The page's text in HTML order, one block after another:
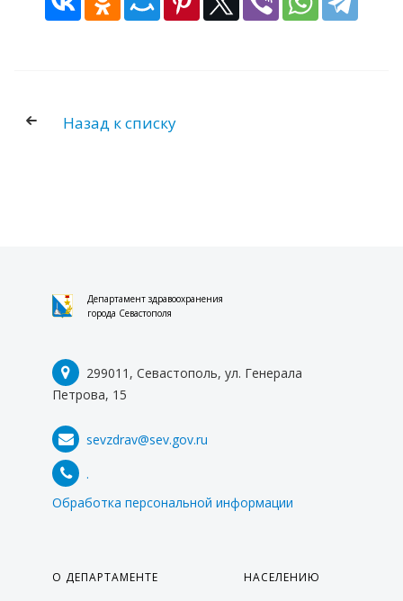
Назад к списку
Департамент здравоохранения
города Севастополя
299011, Севастополь, ул. Генерала
Петрова, 15
sevzdrav@sev.gov.ru
.
Обработка персональной информации
О ДЕПАРТАМЕНТЕ НАСЕЛЕНИЮ
ИНФОГРАФИКА
КОНТАКТЫ